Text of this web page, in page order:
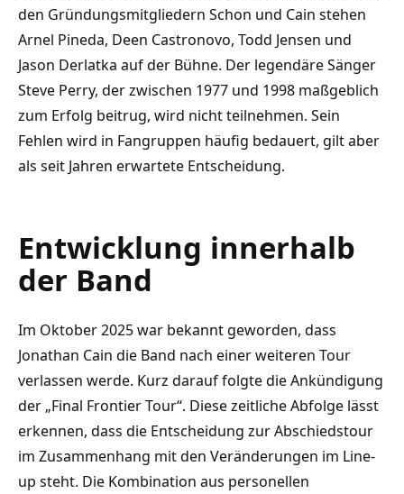
den Gründungsmitgliedern Schon und Cain stehen
Arnel Pineda, Deen Castronovo, Todd Jensen und
Jason Derlatka auf der Bühne. Der legendäre Sänger
Steve Perry, der zwischen 1977 und 1998 maßgeblich
zum Erfolg beitrug, wird nicht teilnehmen. Sein
Fehlen wird in Fangruppen häufig bedauert, gilt aber
als seit Jahren erwartete Entscheidung.
Entwicklung innerhalb
der Band
Im Oktober 2025 war bekannt geworden, dass
Jonathan Cain die Band nach einer weiteren Tour
verlassen werde. Kurz darauf folgte die Ankündigung
der „Final Frontier Tour“. Diese zeitliche Abfolge lässt
erkennen, dass die Entscheidung zur Abschiedstour
im Zusammenhang mit den Veränderungen im Line-
up steht. Die Kombination aus personellen